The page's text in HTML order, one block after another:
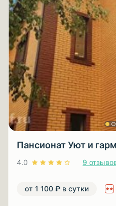
Пансионат Уют и
4.0 9
от 1 100 ₽ в сутки